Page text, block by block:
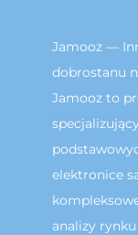
Jamooz —
dobrostanu
Jamooz to
elektronice
analizy